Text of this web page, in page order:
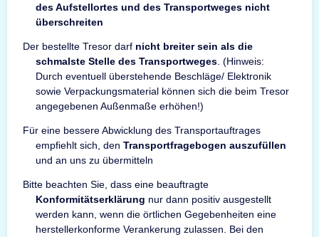
des Aufstellortes und des Transportweges nicht
überschreiten
Der bestellte Tresor darf nicht breiter sein als die
schmalste Stelle des Transportweges . (Hinweis:
Durch eventuell überstehende Beschläge/ Elektronik
sowie Verpackungsmaterial können sich die beim Tresor
angegebenen Außenmaße erhöhen!)
Für eine bessere Abwicklung des Transportauftrages
empfiehlt sich, den Transportfragebogen auszufüllen
und an uns zu übermitteln
Bitte beachten Sie, dass eine beauftragte
Konformitätserklärung nur dann positiv ausgestellt
werden kann, wenn die örtlichen Gegebenheiten eine
herstellerkonforme Verankerung zulassen. Bei den